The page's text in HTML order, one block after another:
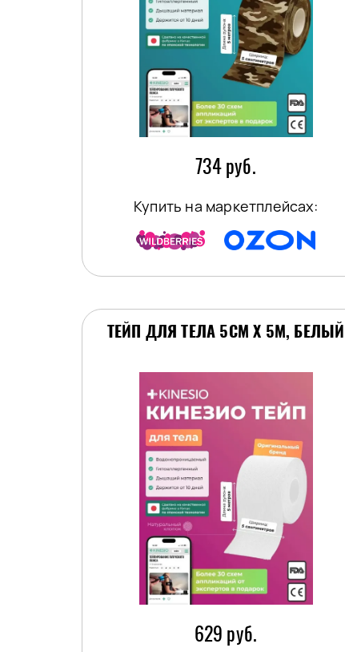
734 руб.
Купить на маркетплейсах:
ТЕЙП ДЛЯ ТЕЛА 5СМ Х 5М, БЕЛЫЙ
629 руб.